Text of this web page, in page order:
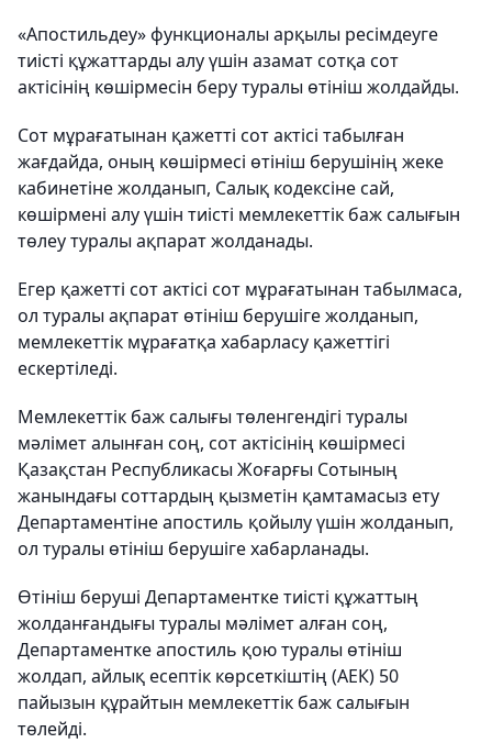
«Апостильдеу» функционалы арқылы ресімдеуге
тиісті құжаттарды алу үшін азамат сотқа сот
актісінің көшірмесін беру туралы өтініш жолдайды.
Сот мұрағатынан қажетті сот актісі табылған
жағдайда, оның көшірмесі өтініш берушінің жеке
кабинетіне жолданып, Салық кодексіне сай,
көшірмені алу үшін тиісті мемлекеттік баж салығын
төлеу туралы ақпарат жолданады.
Егер қажетті сот актісі сот мұрағатынан табылмаса,
ол туралы ақпарат өтініш берушіге жолданып,
мемлекеттік мұрағатқа хабарласу қажеттігі
ескертіледі.
Мемлекеттік баж салығы төленгендігі туралы
мәлімет алынған соң, сот актісінің көшірмесі
Қазақстан Республикасы Жоғарғы Сотының
жанындағы соттардың қызметін қамтамасыз ету
Департаментіне апостиль қойылу үшін жолданып,
ол туралы өтініш берушіге хабарланады.
Өтініш беруші Департаментке тиісті құжаттың
жолданғандығы туралы мәлімет алған соң,
Департаментке апостиль қою туралы өтініш
жолдап, айлық есептік көрсеткіштің (АЕК) 50
пайызын құрайтын мемлекеттік баж салығын
төлейді.